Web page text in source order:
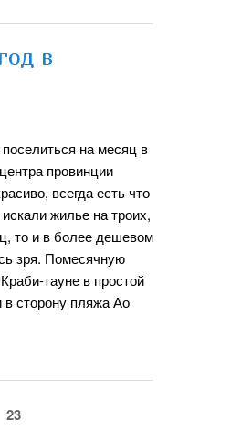
в
на месяц в
провинции
всегда есть что
жилье на троих,
то и в более дешевом
зря. Помесячную
тауне в простой
в сторону пляжа Ао
23